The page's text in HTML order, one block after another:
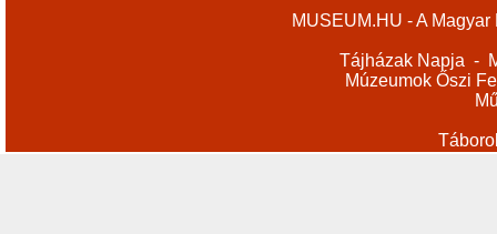
MUSEUM.HU - A
Tájházak Napja -
Múzeumok Őszi